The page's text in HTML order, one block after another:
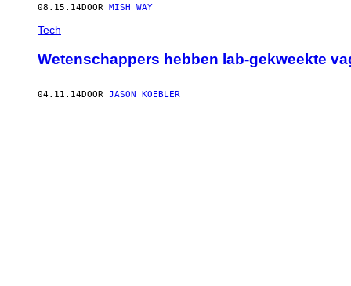
08.15.14DOOR MISH WAY
Tech
Wetenschappers hebben lab-gekweekte
04.11.14DOOR JASON KOEBLER